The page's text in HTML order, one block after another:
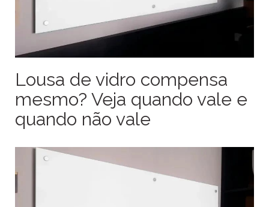
Lousa de vidro compensa
mesmo? Veja quando vale e
quando não vale